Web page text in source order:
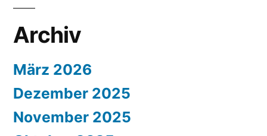
Archiv
März 2026
Dezember 2025
November 2025